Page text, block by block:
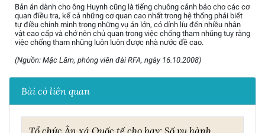
Bản án dành cho ông Huynh cũng là tiếng chuông cảnh báo cho các cơ
quan điều tra, kể cả những cơ quan cao nhất trong hệ thống phải biết
tự điều chỉnh mình trong những vụ án lớn, có dính líu đến nhiều nhân
vật cao cấp và chớ nên chủ quan trong việc chống tham nhũng tuy rằng
việc chống tham nhũng luôn luôn được nhà nước đề cao.
(Nguồn: Mặc Lâm, phóng viên đài RFA, ngày 16.10.2008)
Bài có liên quan
Tổ chức Ân xá Quốc tế cho hay: Số vụ hành